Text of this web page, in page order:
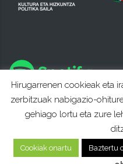
Hirugarrenen cookieak eta
zerbitzuak nabigazio-
gehiago lortu eta zure
Cookiak onartu Baztertu